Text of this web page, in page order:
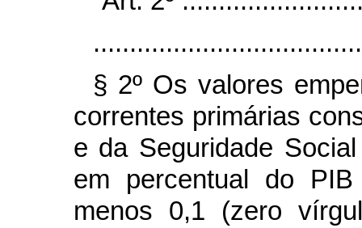
§ 2º Os valores
correntes primárias
e da Seguridade
em percentual do
menos 0,1 (zero